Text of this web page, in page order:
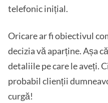
telefonic inițial.
Oricare ar fi obiectivul
decizia vă aparține. Așa
detaliile pe care le aveți.
probabil clienții
curgă!